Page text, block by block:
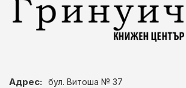
Адрес: бул. Витоша № 37